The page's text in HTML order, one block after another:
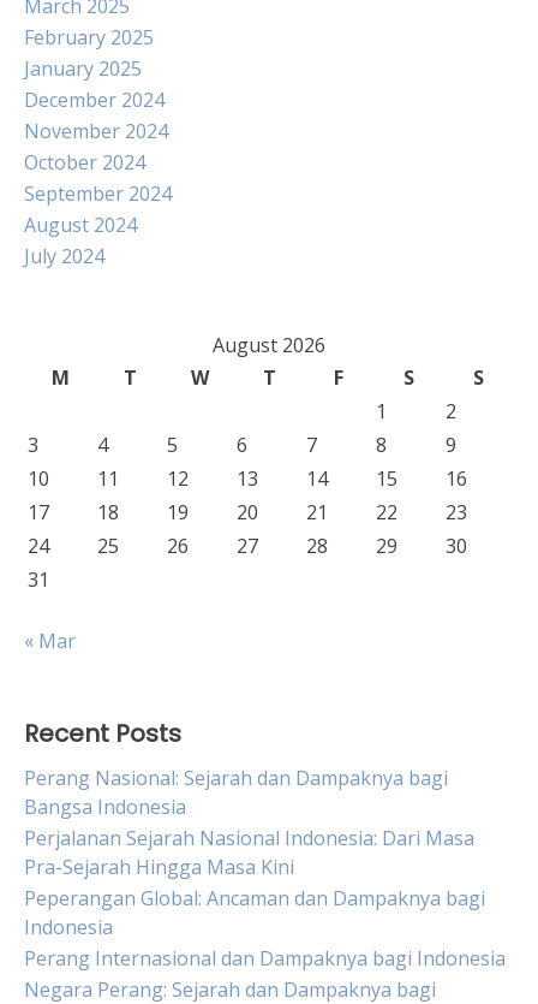
March 2025
February 2025
January 2025
December 2024
November 2024
October 2024
September 2024
August 2024
July 2024
August 2026
M
T W T F S
S
1
2
3
4 5 6 7 8
9
10
11 12 13 14 15
16
17
18 19 20 21 22
23
24
25 26 27 28 29
30
31
« Mar
Recent Posts
Perang Nasional: Sejarah dan Dampaknya bagi
Bangsa Indonesia
Perjalanan Sejarah Nasional Indonesia: Dari Masa
Pra-Sejarah Hingga Masa Kini
Peperangan Global: Ancaman dan Dampaknya bagi
Indonesia
Perang Internasional dan Dampaknya bagi Indonesia
Negara Perang: Sejarah dan Dampaknya bagi